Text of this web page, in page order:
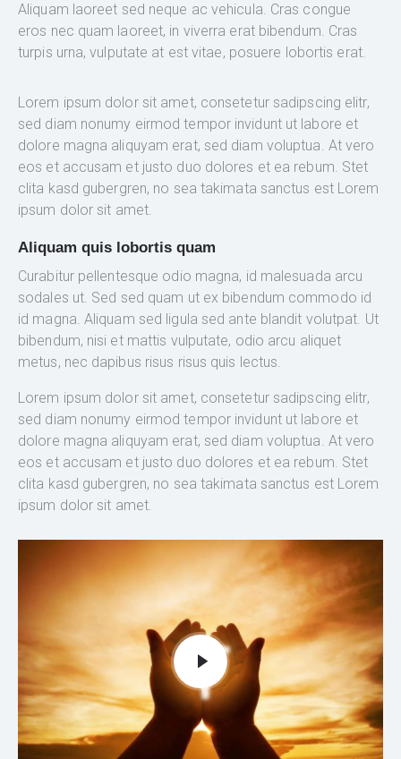
Aliquam laoreet sed neque ac vehicula. Cras congue
eros nec quam laoreet, in viverra erat bibendum. Cras
turpis urna, vulputate at est vitae, posuere lobortis erat.
Lorem ipsum dolor sit amet, consetetur sadipscing elitr,
sed diam nonumy eirmod tempor invidunt ut labore et
dolore magna aliquyam erat, sed diam voluptua. At vero
eos et accusam et justo duo dolores et ea rebum. Stet
clita kasd gubergren, no sea takimata sanctus est Lorem
ipsum dolor sit amet.
Aliquam quis lobortis quam
Curabitur pellentesque odio magna, id malesuada arcu
sodales ut. Sed sed quam ut ex bibendum commodo id
id magna. Aliquam sed ligula sed ante blandit volutpat. Ut
bibendum, nisi et mattis vulputate, odio arcu aliquet
metus, nec dapibus risus risus quis lectus.
Lorem ipsum dolor sit amet, consetetur sadipscing elitr,
sed diam nonumy eirmod tempor invidunt ut labore et
dolore magna aliquyam erat, sed diam voluptua. At vero
eos et accusam et justo duo dolores et ea rebum. Stet
clita kasd gubergren, no sea takimata sanctus est Lorem
ipsum dolor sit amet.